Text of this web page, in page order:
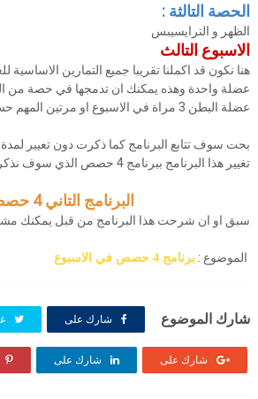
الحصة التالثة :
الظهر و الترايسيبس
الاسبوع التالث
هنا نكون قد اكملنا تقريبا جميع التمارين
عضلة واحدة وهذه يمكنك ان تدمجها في حصة
عضلة البطن 3 مراة في الاسبوع او مرتين المهم حسب القدرة
تغيير هذا البرنامج ببرنامج 4 حصص الذي سوف نذكر تفاصيله الان
البرنامج التاني 4 حصص
سبق او ان شرحت هذا البرنامج من قبل يمكنك
الموضوع : برنامج 4 حصص في الاسبوع
شارك الموضوع شارك على
شارك على شارك على